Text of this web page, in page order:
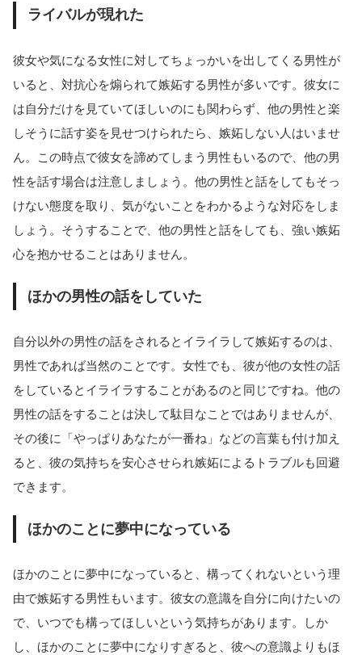
ライバルが現れた
彼女や気になる女性に対してちょっかいを出してくる男性が
いると、対抗心を煽られて嫉妬する男性が多いです。彼女に
は自分だけを見ていてほしいのにも関わらず、他の男性と楽
しそうに話す姿を見せつけられたら、嫉妬しない人はいませ
ん。この時点で彼女を諦めてしまう男性もいるので、他の男
性を話す場合は注意しましょう。他の男性と話をしてもそっ
けない態度を取り、気がないことをわかるような対応をしま
しょう。そうすることで、他の男性と話をしても、強い嫉妬
心を抱かせることはありません。
ほかの男性の話をしていた
自分以外の男性の話をされるとイライラして嫉妬するのは、
男性であれば当然のことです。女性でも、彼が他の女性の話
をしているとイライラすることがあるのと同じですね。他の
男性の話をすることは決して駄目なことではありませんが、
その後に「やっぱりあなたが一番ね」などの言葉も付け加え
ると、彼の気持ちを安心させられ嫉妬によるトラブルも回避
できます。
ほかのことに夢中になっている
ほかのことに夢中になっていると、構ってくれないという理
由で嫉妬する男性もいます。彼女の意識を自分に向けたいの
で、いつでも構ってほしいという気持ちがあります。しか
し、ほかのことに夢中になりすぎると、彼への意識よりもほ